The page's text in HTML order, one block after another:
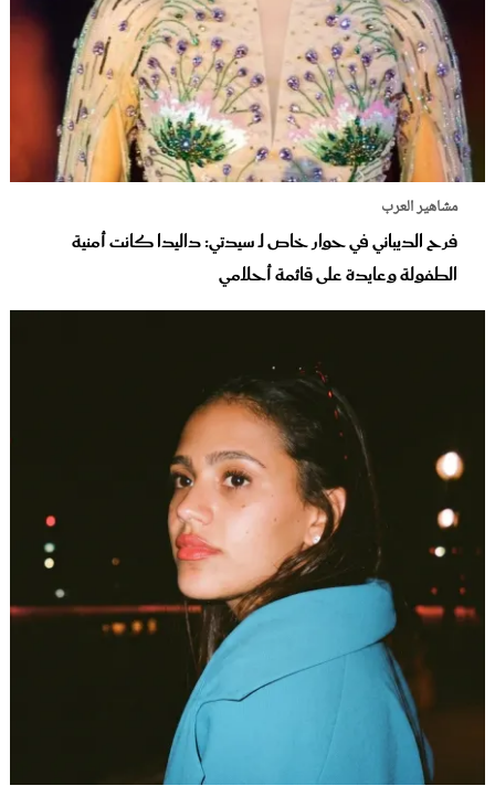
مشاهير العرب
فرح الديباني في حوار خاص لـ سيدتي: داليدا كانت أمنية
الطفولة وعايدة على قائمة أحلامي